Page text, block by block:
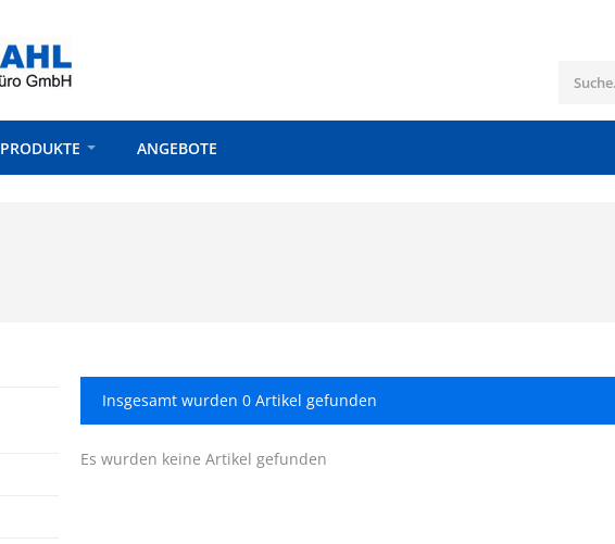
PRODUKTE ANGEBOTE
Insgesamt wurden 0 Artikel gefunden
Es wurden keine Artikel gefunden